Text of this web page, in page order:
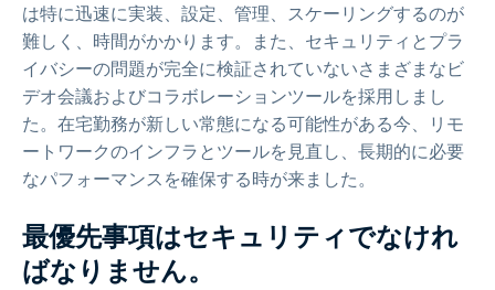
は特に迅速に実装、設定、管理、スケーリングするのが
難しく、時間がかかります。また、セキュリティとプラ
イバシーの問題が完全に検証されていないさまざまなビ
デオ会議およびコラボレーションツールを採用しまし
た。在宅勤務が新しい常態になる可能性がある今、リモ
ートワークのインフラとツールを見直し、長期的に必要
なパフォーマンスを確保する時が来ました。
最優先事項はセキュリティでなけれ
ばなりません。